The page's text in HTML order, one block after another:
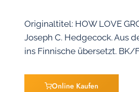
Originaltitel: HOW LOVE
Joseph C. Hedgecock. Aus
ins Finnische übersetzt. BK/
Online Kaufen